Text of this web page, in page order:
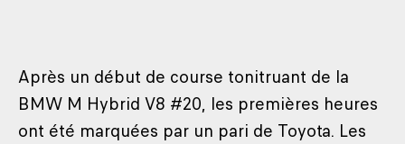
Après un début de course tonitruant de la
BMW M Hybrid V8 #20, les premières heures
ont été marquées par un pari de Toyota. Les